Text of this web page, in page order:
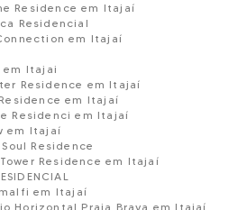
Residence em Itajaí
Residencial
em Itajaí
em Itajai
Residence em Itajaí
em Itajaí
Residenci em Itajaí
em Itajaí
Residence
Residence em Itajaí
em Itajaí
Horizontal Praia Brava em Itajaí